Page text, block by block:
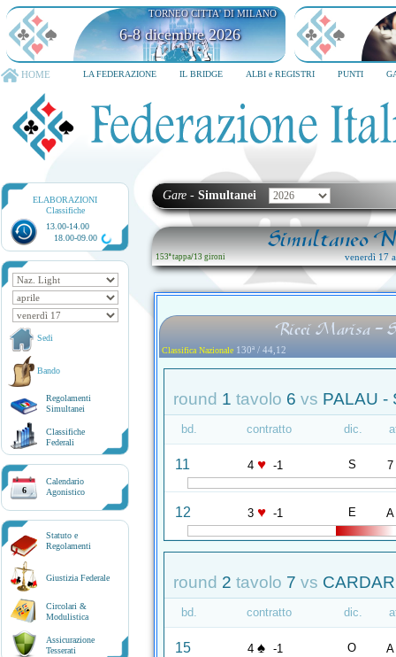
TORNEO CITTA' DI MILANO
6-8 dicembre 2026
HOME LA FEDERAZIONE IL BRIDGE ALBI e REGISTRI PUNTI
ELABORAZIONI
Classifiche
13.00-14.00
18.00-09.00
Sedi
Bando
Regolamenti
Simultanei
Classifiche
Federali
6
Calendario
Agonistico
Statuto e
Regolamenti
Giustizia Federale
Circolari &
Modulistica
Assicurazione
Tesserati
Gare - Simultanei
Simultaneo
153ª tappa/13 gironi venerdì 17
Ricci Marisa -
Classifica Nazionale 130ª / 44,12
round 1 tavolo 6 vs PALAU -
bd. contratto dic.
11 4 ♥ -1 S 7
12 3 ♥ -1 E A
round 2 tavolo 7 vs
bd. contratto dic.
15 4 ♠ -1 O A